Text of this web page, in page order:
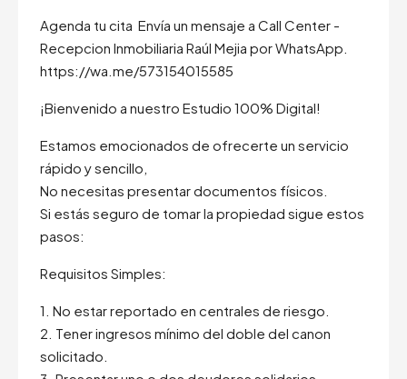
Agenda tu cita Envía un mensaje a Call Center -
Recepcion Inmobiliaria Raúl Mejia por WhatsApp.
https://wa.me/573154015585
¡Bienvenido a nuestro Estudio 100% Digital!
Estamos emocionados de ofrecerte un servicio
rápido y sencillo,
No necesitas presentar documentos físicos.
Si estás seguro de tomar la propiedad sigue estos
pasos:
Requisitos Simples:
1. No estar reportado en centrales de riesgo.
2. Tener ingresos mínimo del doble del canon
solicitado.